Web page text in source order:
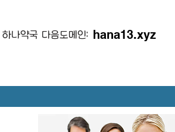
하나약국 다음도메인: hana13.xyz